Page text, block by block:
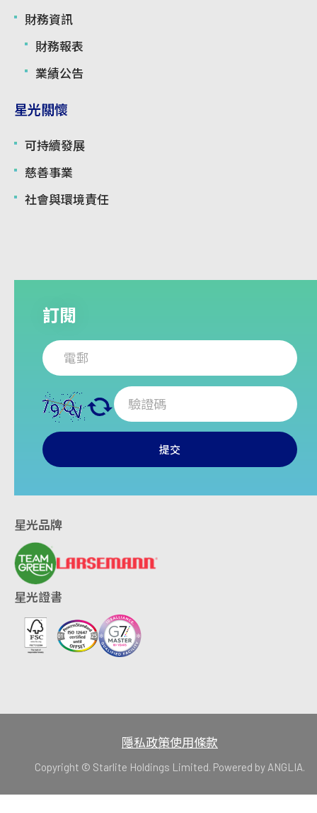
財務資訊
財務報表
業績公告
星光關懷
可持續發展
慈善事業
社會與環境責任
訂閱
提交
星光品牌
星光證書
隱私政策使用條款
Copyright © Starlite Holdings Limited. Powered by ANGLIA.